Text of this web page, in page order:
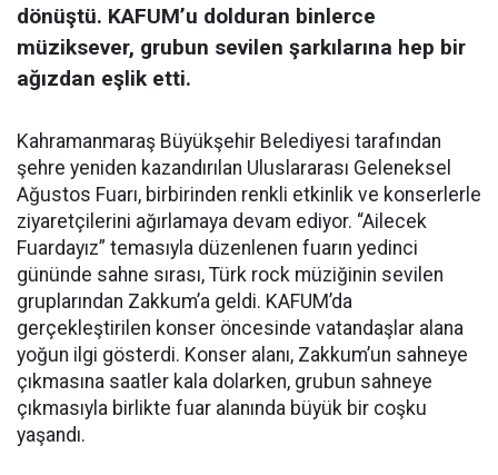
dönüştü. KAFUM’u dolduran binlerce
müziksever, grubun sevilen şarkılarına hep bir
ağızdan eşlik etti.
Kahramanmaraş Büyükşehir Belediyesi tarafından
şehre yeniden kazandırılan Uluslararası Geleneksel
Ağustos Fuarı, birbirinden renkli etkinlik ve konserlerle
ziyaretçilerini ağırlamaya devam ediyor. “Ailecek
Fuardayız” temasıyla düzenlenen fuarın yedinci
gününde sahne sırası, Türk rock müziğinin sevilen
gruplarından Zakkum’a geldi. KAFUM’da
gerçekleştirilen konser öncesinde vatandaşlar alana
yoğun ilgi gösterdi. Konser alanı, Zakkum’un sahneye
çıkmasına saatler kala dolarken, grubun sahneye
çıkmasıyla birlikte fuar alanında büyük bir coşku
yaşandı.